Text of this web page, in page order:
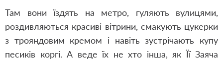
Там вони їздять на метро, гуляють вулицями,
роздивляються красиві вітрини, смакують цукерки
з трояндовим кремом і навіть зустрічають купу
песиків коргі. А веде їх не хто інша, як Її Заяча